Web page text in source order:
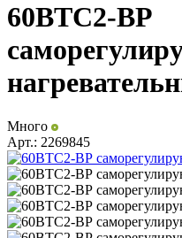
60ВТС2-ВР
Много
Арт.: 2269845